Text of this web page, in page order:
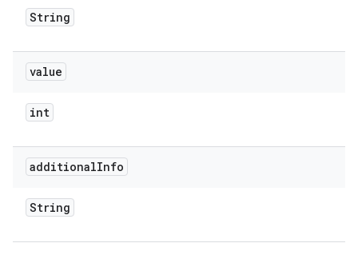
String
value
int
additionalInfo
String